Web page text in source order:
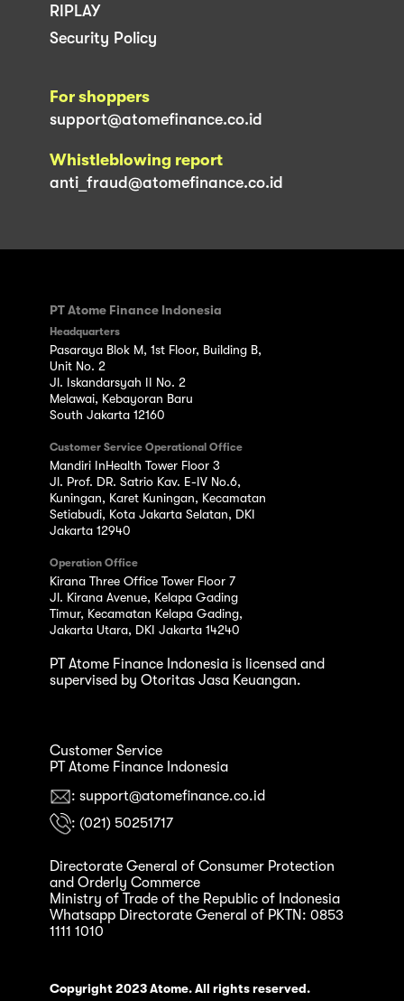
RIPLAY
Security Policy
For shoppers
support@atomefinance.co.id
Whistleblowing report
anti_fraud@atomefinance.co.id
PT Atome Finance Indonesia
Headquarters
Pasaraya Blok M, 1st Floor, Building B,
Unit No. 2
Jl. Iskandarsyah II No. 2
Melawai, Kebayoran Baru
South Jakarta 12160
Customer Service Operational Office
Mandiri InHealth Tower Floor 3
Jl. Prof. DR. Satrio Kav. E-IV No.6,
Kuningan, Karet Kuningan, Kecamatan
Setiabudi, Kota Jakarta Selatan, DKI
Jakarta 12940
Operation Office
Kirana Three Office Tower Floor 7
Jl. Kirana Avenue, Kelapa Gading
Timur, Kecamatan Kelapa Gading,
Jakarta Utara, DKI Jakarta 14240
PT Atome Finance Indonesia is licensed and
supervised by Otoritas Jasa Keuangan.
Customer Service
PT Atome Finance Indonesia
: support@atomefinance.co.id
: (021) 50251717
Directorate General of Consumer Protection
and Orderly Commerce
Ministry of Trade of the Republic of Indonesia
Whatsapp Directorate General of PKTN: 0853
1111 1010
Copyright 2023 Atome. All rights reserved.